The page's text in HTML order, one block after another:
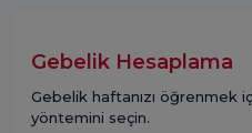
Gebelik Hesaplama
Gebelik haftanızı öğrenmek
yöntemini seçin.